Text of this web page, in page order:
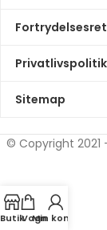
Fortrydelsesret
Privatlivspolitik
Sitemap
© Copyright 2021
ButikVogn
Min konto